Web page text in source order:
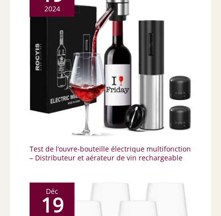
2024
Test de l’ouvre-bouteille électrique multifonction
– Distributeur et aérateur de vin rechargeable
Déc
19